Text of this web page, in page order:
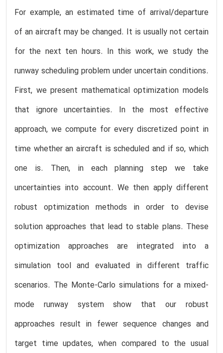
For example, an estimated time of arrival/departure
of an aircraft may be changed. It is usually not certain
for the next ten hours. In this work, we study the
runway scheduling problem under uncertain conditions.
First, we present mathematical optimization models
that ignore uncertainties. In the most effective
approach, we compute for every discretized point in
time whether an aircraft is scheduled and if so, which
one is. Then, in each planning step we take
uncertainties into account. We then apply different
robust optimization methods in order to devise
solution approaches that lead to stable plans. These
optimization approaches are integrated into a
simulation tool and evaluated in different traffic
scenarios. The Monte-Carlo simulations for a mixed-
mode runway system show that our robust
approaches result in fewer sequence changes and
target time updates, when compared to the usual